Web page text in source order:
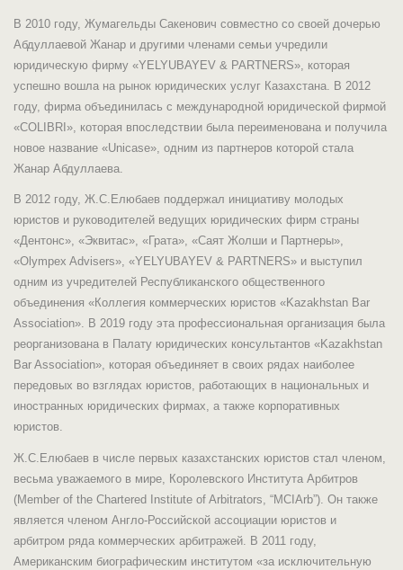
В 2010 году, Жумагельды Сакенович совместно со своей дочерью
Абдуллаевой Жанар и другими членами семьи учредили
юридическую фирму «YELYUBAYEV & PARTNERS», которая
успешно вошла на рынок юридических услуг Казахстана. В 2012
году, фирма объединилась с международной юридической фирмой
«COLIBRI», которая впоследствии была переименована и получила
новое название «Unicase», одним из партнеров которой стала
Жанар Абдуллаева.
В 2012 году, Ж.С.Елюбаев поддержал инициативу молодых
юристов и руководителей ведущих юридических фирм страны
«Дентонс», «Эквитас», «Грата», «Саят Жолши и Партнеры»,
«Olympex Advisers», «YELYUBAYEV & PARTNERS» и выступил
одним из учредителей Республиканского общественного
объединения «Коллегия коммерческих юристов «Kazakhstan Bar
Association». В 2019 году эта профессиональная организация была
реорганизована в Палату юридических консультантов «Kazakhstan
Bar Association», которая объединяет в своих рядах наиболее
передовых во взглядах юристов, работающих в национальных и
иностранных юридических фирмах, а также корпоративных
юристов.
Ж.С.Елюбаев в числе первых казахстанских юристов стал членом,
весьма уважаемого в мире, Королевского Института Арбитров
(Member of the Chartered Institute of Arbitrators, “MCIArb”). Он также
является членом Англо-Российской ассоциации юристов и
арбитром ряда коммерческих арбитражей. В 2011 году,
Американским биографическим институтом «за исключительную